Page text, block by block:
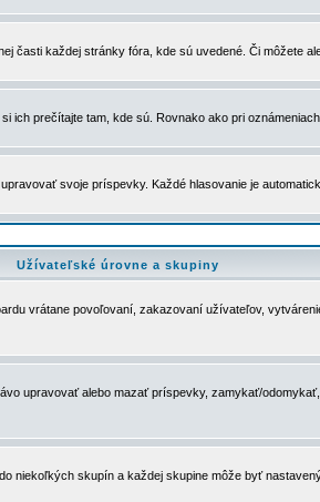
každej stránky fóra, kde sú uvedené. Či môžete
prečítajte tam, kde sú. Rovnako ako pri
svoje príspevky. Každé hlasovanie je
Užívateľské úrovne a skupiny
vrátane povoľovaní, zakazovaní užívateľov,
upravovať alebo mazať príspevky, zamykať/
skupín a každej skupine môže byť